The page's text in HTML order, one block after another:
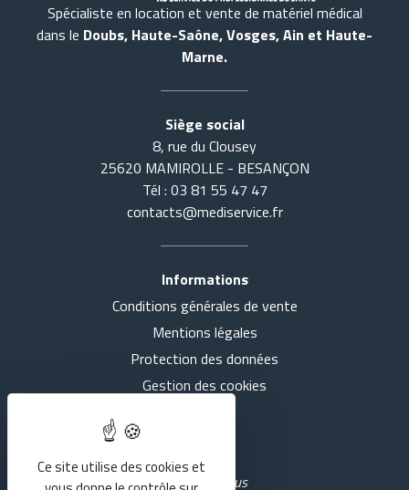
Spécialiste en location et vente de matériel médical
dans le Doubs, Haute-Saône, Vosges, Ain et Haute-
Marne.
Siège social
8, rue du Clousey
25620 MAMIROLLE - BESANÇON
Tél : 03 81 55 47 47
contacts@mediservice.fr
Informations
Conditions générales de vente
Mentions légales
Protection des données
Gestion des cookies
Rejoignez-nous
Ce site utilise des cookies et